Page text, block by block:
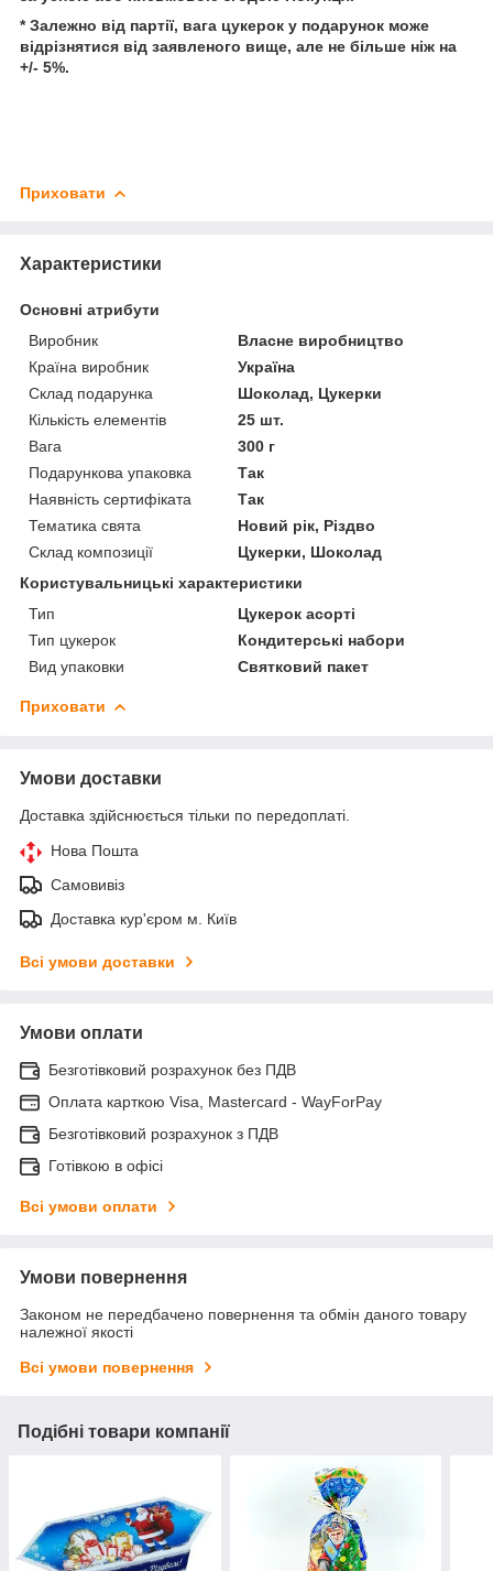
* Залежно від партії, вага цукерок у подарунок може
відрізнятися від заявленого вище, але не більше ніж на
+/- 5%.
Приховати
Характеристики
Основні атрибути
Виробник
Власне виробництво
Країна виробник
Україна
Склад подарунка
Шоколад, Цукерки
Кількість елементів
25 шт.
Вага
300 г
Подарункова упаковка
Так
Наявність сертифіката
Так
Тематика свята
Новий рік, Різдво
Склад композиції
Цукерки, Шоколад
Користувальницькі характеристики
Тип
Цукерок асорті
Тип цукерок
Кондитерські набори
Вид упаковки
Святковий пакет
Приховати
Умови доставки
Доставка здійснюється тільки по передоплаті.
Нова Пошта
Самовивіз
Доставка кур'єром м. Київ
Всі умови доставки
Умови оплати
Безготівковий розрахунок без ПДВ
Оплата карткою Visa, Mastercard - WayForPay
Безготівковий розрахунок з ПДВ
Готівкою в офісі
Всі умови оплати
Умови повернення
Законом не передбачено повернення та обмін даного товару
належної якості
Всі умови повернення
Подібні товари компанії